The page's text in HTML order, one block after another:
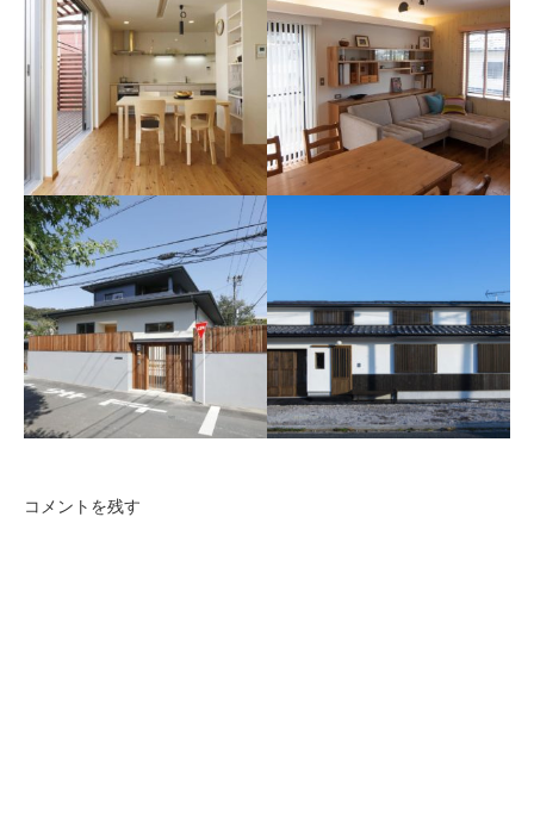
世田谷区K邸
木製テラスで外部と一体化し
た自然素材の家。
相模原のリノベーション
キッチンの機能性を考慮した
デザインが特徴のリノベーシ
コメントを残す